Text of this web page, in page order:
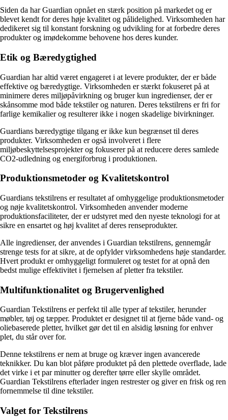
Siden da har Guardian opnået en stærk position på markedet og er
blevet kendt for deres høje kvalitet og pålidelighed. Virksomheden har
dedikeret sig til konstant forskning og udvikling for at forbedre deres
produkter og imødekomme behovene hos deres kunder.
Etik og Bæredygtighed
Guardian har altid været engageret i at levere produkter, der er både
effektive og bæredygtige. Virksomheden er stærkt fokuseret på at
minimere deres miljøpåvirkning og bruger kun ingredienser, der er
skånsomme mod både tekstiler og naturen. Deres tekstilrens er fri for
farlige kemikalier og resulterer ikke i nogen skadelige bivirkninger.
Guardians bæredygtige tilgang er ikke kun begrænset til deres
produkter. Virksomheden er også involveret i flere
miljøbeskyttelsesprojekter og fokuserer på at reducere deres samlede
CO2-udledning og energiforbrug i produktionen.
Produktionsmetoder og Kvalitetskontrol
Guardians tekstilrens er resultatet af omhyggelige produktionsmetoder
og nøje kvalitetskontrol. Virksomheden anvender moderne
produktionsfaciliteter, der er udstyret med den nyeste teknologi for at
sikre en ensartet og høj kvalitet af deres renseprodukter.
Alle ingredienser, der anvendes i Guardian tekstilrens, gennemgår
strenge tests for at sikre, at de opfylder virksomhedens høje standarder.
Hvert produkt er omhyggeligt formuleret og testet for at opnå den
bedst mulige effektivitet i fjernelsen af pletter fra tekstiler.
Multifunktionalitet og Brugervenlighed
Guardian Tekstilrens er perfekt til alle typer af tekstiler, herunder
møbler, tøj og tæpper. Produktet er designet til at fjerne både vand- og
oliebaserede pletter, hvilket gør det til en alsidig løsning for enhver
plet, du står over for.
Denne tekstilrens er nem at bruge og kræver ingen avancerede
teknikker. Du kan blot påføre produktet på den plettede overflade, lade
det virke i et par minutter og derefter tørre eller skylle området.
Guardian Tekstilrens efterlader ingen restrester og giver en frisk og ren
fornemmelse til dine tekstiler.
Valget for Tekstilrens